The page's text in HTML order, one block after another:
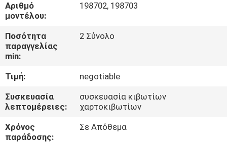
ΠΟΙΟΤΙΚΌΣ
ΈΛΕΓΧΟΣ
ΜΑΣ
ΕΛΆΤΕ
ΣΕ
ΕΠΑΦΉ
ΜΕ
Αριθμό
μοντέλου:
198702, 198703
Ποσότητα
παραγγελίας
min:
2 Σύνολο
Τιμή:
negotiable
Συσκευασία
λεπτομέρειες:
συσκευασία κιβωτίων
χαρτοκιβωτίων
Χρόνος
παράδοσης:
Σε Απόθεμα